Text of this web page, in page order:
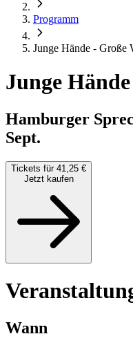
Programm
Junge Hände - Große
Junge
Hamburger
Sept.
Tickets für 41,25 €
Jetzt kaufen
Wann